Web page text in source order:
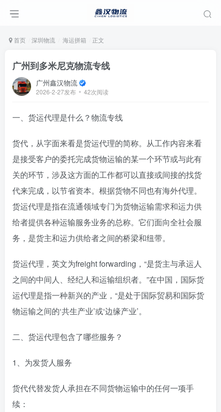
首页 深圳物流 海运拼箱 正文
广州到多米尼克物流专线
广州鑫汉物流
2026-2-27发布 42次阅读
一、货运代理是什么？物流专线
货代，从字面来看是货运代理的简称。从工作内容来看
是接受客户的委托完成货物运输的某一个环节或与此有
关的环节，涉及这方面的工作都可以直接或间接的找货
代来完成，以节省资本。根据货物不同也有海外代理。
货运代理是指在流通领域专门为货物运输需求和运力供
给者提供各种运输服务业务的总称。它们面向全社会服
务，是货主和运力供给者之间的桥梁和纽带。
货运代理，英文为freight forwarding，“是货主与承运人
之间的中间人、经纪人和运输组织者。”在中国，国际货
运代理是指一种新兴的产业，“是处于国际贸易和国际货
物运输之间的‘共生产业’或‘边缘产业’。
二、货运代理包含了哪些服务？
1、为发货人服务
货代代替发货人承担在不同货物运输中的任何一项手
续：